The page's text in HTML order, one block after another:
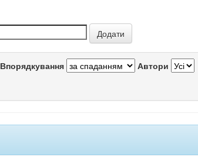
Впорядкування Автори